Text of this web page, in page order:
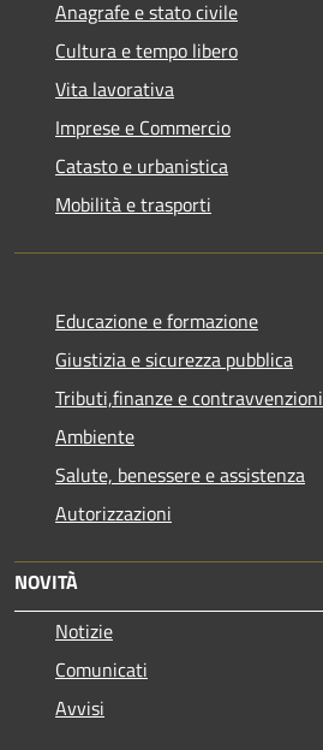
Anagrafe e stato civile
Cultura e tempo libero
Vita lavorativa
Imprese e Commercio
Catasto e urbanistica
Mobilità e trasporti
Educazione e formazione
Giustizia e sicurezza pubblica
Tributi,finanze e contravvenzioni
Ambiente
Salute, benessere e assistenza
Autorizzazioni
NOVITÀ
Notizie
Comunicati
Avvisi